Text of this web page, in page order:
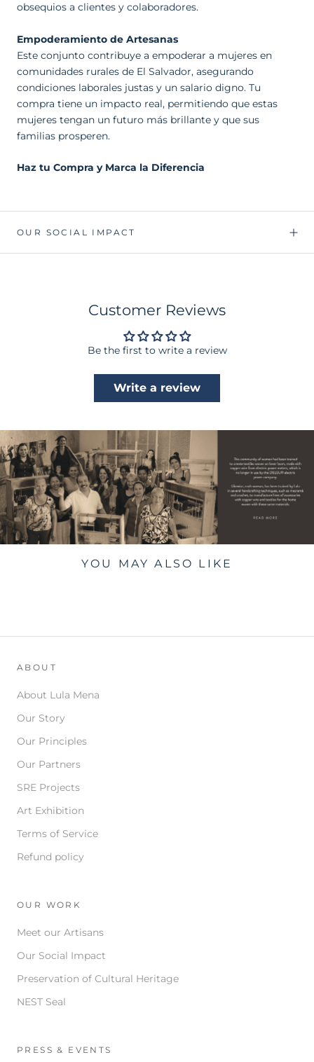
obsequios a clientes y colaboradores.
Empoderamiento de Artesanas
Este conjunto contribuye a empoderar a mujeres en
comunidades rurales de El Salvador, asegurando
condiciones laborales justas y un salario digno. Tu
compra tiene un impacto real, permitiendo que estas
mujeres tengan un futuro más brillante y que sus
familias prosperen.
Haz tu Compra y Marca la Diferencia
OUR SOCIAL IMPACT
Customer Reviews
Be the first to write a review
Write a review
YOU MAY ALSO LIKE
ABOUT
About Lula Mena
Our Story
Our Principles
Our Partners
SRE Projects
Art Exhibition
Terms of Service
Refund policy
OUR WORK
Meet our Artisans
Our Social Impact
Preservation of Cultural Heritage
NEST Seal
PRESS & EVENTS